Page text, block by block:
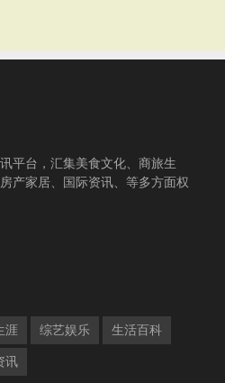
平台，汇集美食文化、商旅生
产家居、国际资讯、等多方面权
涯 综艺娱乐 生活百科
讯